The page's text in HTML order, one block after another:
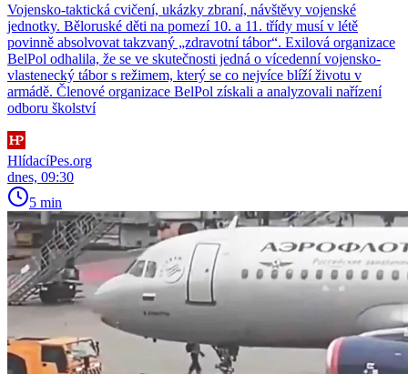
Vojensko-taktická cvičení, ukázky zbraní, návštěvy vojenské
jednotky. Běloruské děti na pomezí 10. a 11. třídy musí v létě
povinně absolvovat takzvaný „zdravotní tábor“. Exilová organizace
BelPol odhalila, že se ve skutečnosti jedná o vícedenní vojensko-
vlastenecký tábor s režimem, který se co nejvíce blíží životu v
armádě. Členové organizace BelPol získali a analyzovali nařízení
odboru školství
HlídacíPes.org
dnes, 09:30
5 min